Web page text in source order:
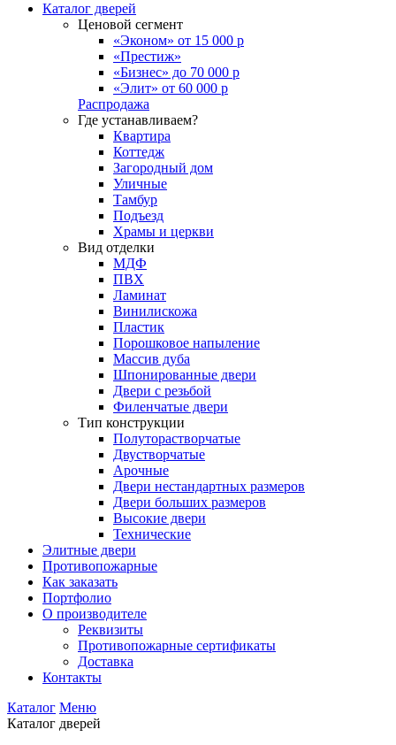
Каталог дверей
Ценовой сегмент
«Эконом» от 15 000 р
«Престиж»
«Бизнес» до 70 000 р
«Элит» от 60 000 р
Распродажа
Где устанавливаем?
Квартира
Коттедж
Загородный дом
Уличные
Тамбур
Подъезд
Храмы и церкви
Вид отделки
МДФ
ПВХ
Ламинат
Винилискожа
Пластик
Порошковое напыление
Массив дуба
Шпонированные двери
Двери с резьбой
Филенчатые двери
Тип конструкции
Полуторастворчатые
Двустворчатые
Арочные
Двери нестандартных размеров
Двери больших размеров
Высокие двери
Технические
Элитные двери
Противопожарные
Как заказать
Портфолио
О производителе
Реквизиты
Противопожарные сертификаты
Доставка
Контакты
Каталог Меню
Каталог дверей